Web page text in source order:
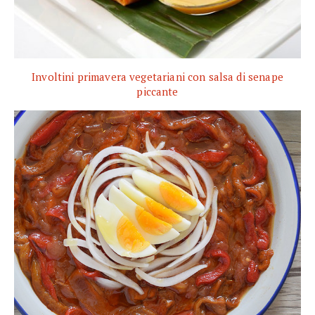
Involtini primavera vegetariani con salsa di senape
piccante